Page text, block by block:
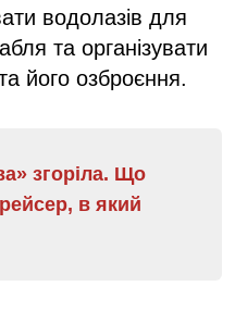
водолазів для
та організувати
його озброєння.
згоріла. Що
в який